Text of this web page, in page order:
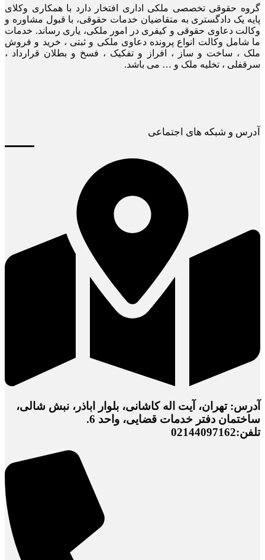
گروه حقوقی تخصصی ملکی اداری افتخار دارد با همکاری وکلای
پایه یک دادگستری به متقاضیان خدمات حقوقی، با قبول مشاوره و
وکالت دعاوی حقوقی و کیفری در امور ملکی، یاری رساند. خدمات
ما شامل وکالت انواع پرونده دعاوی ملکی و ثبتی ، خرید و فروش
ملک ، ساخت و ساز ، افراز و تفکیک ، فسخ و بطلان قرارداد ،
سرقفلی ، تخلیه ملک و … می باشد.
آدرس و شبکه های اجتماعی
آدرس: تهران، آیت اله کاشانی، بلوار اباذر، نبش شالی،
ساختمان دفتر خدمات قضایی، واحد 6.
تلفن:02144097162